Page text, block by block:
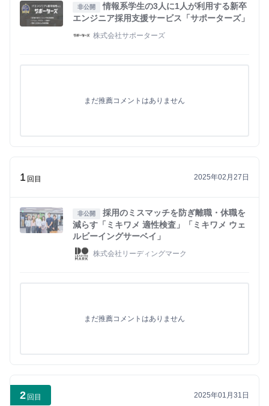
非公開
情報系学生の3人に1人が利用する新卒
エンジニア採用支援サービス「サポーターズ」
株式会社サポーターズ
まだ推薦コメントはありません
1 回目 2025年02月27日
非公開
採用のミスマッチを防ぎ離職・休職を
減らす「ミキワメ 適性検査」「ミキワメ ウェ
ルビーイングサーベイ」
株式会社リーディングマーク
まだ推薦コメントはありません
2 回目 2025年01月31日